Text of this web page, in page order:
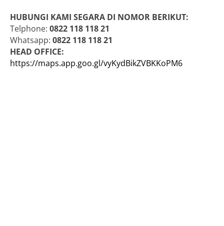
HUBUNGI KAMI SEGARA DI NOMOR BERIKUT:
Telphone: 0822 118 118 21
Whatsapp: 0822 118 118 21
HEAD OFFICE:
https://maps.app.goo.gl/vyKydBikZVBKKoPM6